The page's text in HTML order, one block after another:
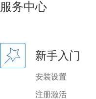
服务中心
新手入门
安装设置
注册激活